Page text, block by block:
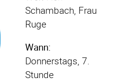
Schambach, Frau
Ruge
Wann:
Donnerstags, 7.
Stunde